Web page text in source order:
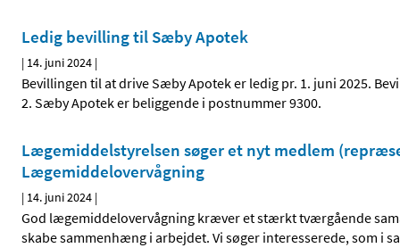
Ledig bevilling til Sæby Apotek
| 14. juni 2024 |
Bevillingen til at drive Sæby Apotek er ledig pr. 1. juni 2025.
2. Sæby Apotek er beliggende i postnummer 9300.
Lægemiddelstyrelsen søger et nyt medlem
Lægemiddelovervågning
| 14. juni 2024 |
God lægemiddelovervågning kræver et stærkt tværgående
skabe sammenhæng i arbejdet. Vi søger interesserede, som i